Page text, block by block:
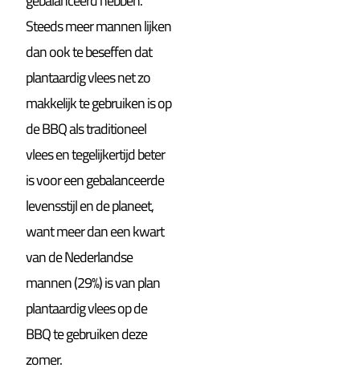
Steeds meer mannen lijken
dan ook te beseffen dat
plantaardig vlees net zo
makkelijk te gebruiken is op
de BBQ als traditioneel
vlees en tegelijkertijd beter
is voor een gebalanceerde
levensstijl en de planeet,
want meer dan een kwart
van de Nederlandse
mannen (29%) is van plan
plantaardig vlees op de
BBQ te gebruiken deze
zomer.